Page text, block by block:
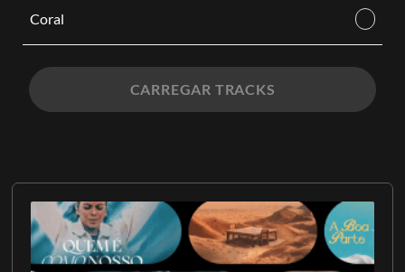
Coral
CARREGAR TRACKS